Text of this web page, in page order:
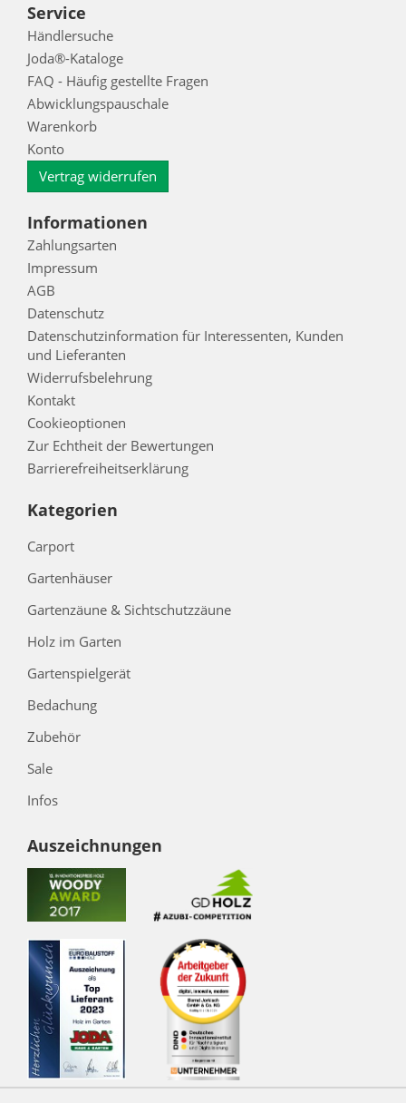
Service
Händlersuche
Joda®-Kataloge
FAQ - Häufig gestellte Fragen
Abwicklungspauschale
Warenkorb
Konto
Vertrag widerrufen
Informationen
Zahlungsarten
Impressum
AGB
Datenschutz
Datenschutzinformation für Interessenten, Kunden
und Lieferanten
Widerrufsbelehrung
Kontakt
Cookieoptionen
Zur Echtheit der Bewertungen
Barrierefreiheitserklärung
Kategorien
Carport
Gartenhäuser
Gartenzäune & Sichtschutzzäune
Holz im Garten
Gartenspielgerät
Bedachung
Zubehör
Sale
Infos
Auszeichnungen